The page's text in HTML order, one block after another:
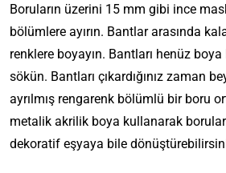
Boruların üzerini 15 mm gibi ince
bölümlere ayırın. Bantlar arasında
renklere boyayın. Bantları henüz
sökün. Bantları çıkardığınız zaman
ayrılmış rengarenk bölümlü bir boru
metalik akrilik boya kullanarak
dekoratif eşyaya bile